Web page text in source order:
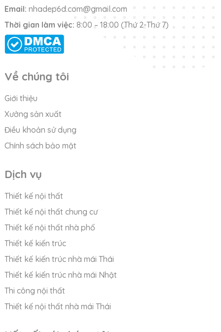
Email: nhadep6d.com@gmail.com
Thời gian làm việc: 8:00 – 18:00 (Thứ 2-Thứ 7)
Về chúng tôi
Giới thiệu
Xưởng sản xuất
Điều khoản sử dụng
Chính sách bảo mật
Dịch vụ
Thiết kế nội thất
Thiết kế nội thất chung cư
Thiết kế nội thất nhà phố
Thiết kế kiến trúc
Thiết kế kiến trúc nhà mái Thái
Thiết kế kiến trúc nhà mái Nhật
Thi công nội thất
Thiết kế nội thất nhà mái Thái